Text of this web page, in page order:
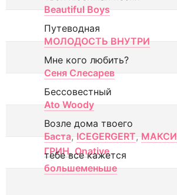
Beautiful Boys
Путеводная
МОЛОДОСТЬ ВНУТРИ
Мне кого любить?
Сеня Слесарев
Бессовестный
Ato Woody
Возле дома твоего
Баста, ICEGERGERT, МАКСИ
ГРИН, Onative
тебе все кажется
большеменьше